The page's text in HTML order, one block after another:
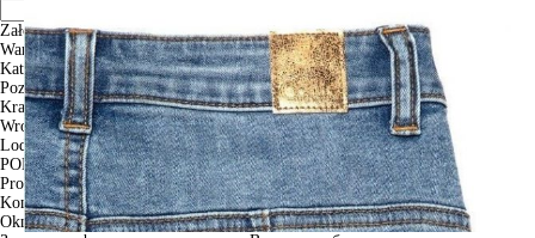
Założenia
Warszawa
Katowice
Poznan
Krakow
Wroclaw
Lodz
PODGLĄD
Produkt w koszyku
Kontynuuj zakupyZAMÓWIENIE
Okno informacyjne